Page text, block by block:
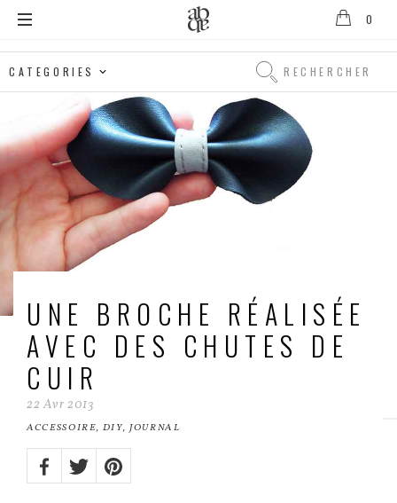
D'Anthenay
0
Rechercher
Rechercher
UNE BROCHE RÉALISÉE
AVEC DES CHUTES DE
CUIR
22 Avr 2013
ACCESSOIRE, DIY,JOURNAL
Share
on:Facebook
TwitterPinterest